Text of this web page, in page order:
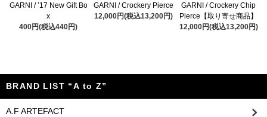
GARNI / ’17 New Gift Bo
x
400円(税込440円)
GARNI / Crockery Pierce
12,000円(税込13,200円)
GARNI / Crockery Chip
Pierce【取り寄せ商品】
12,000円(税込13,200円)
BRAND LIST “A to Z”
A.F ARTEFACT